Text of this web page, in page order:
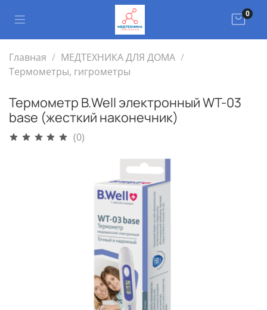
0
Главная
МЕДТЕХНИКА ДЛЯ ДОМА
Термометры, гигрометры
Термометр B.Well электронный WT-03
base (жесткий наконечник)
(0)